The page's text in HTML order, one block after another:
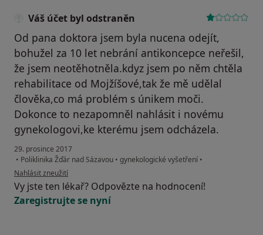
Váš účet byl odstraněn
Od pana doktora jsem byla nucena odejít,
bohužel za 10 let nebrání antikoncepce neřešil,
že jsem neotěhotněla.kdyz jsem po něm chtěla
rehabilitace od Mojžíšové,tak že mě udělal
člověka,co má problém s únikem moči.
Dokonce to nezapomněl nahlásit i novému
gynekologovi,ke kterému jsem odcházela.
29. prosince 2017
• Poliklinika Žďár nad Sázavou • gynekologické vyšetření •
podle názoru uživatele Váš účet byl odstraněn
Nahlásit zneužití
Vy jste ten lékař? Odpovězte na hodnocení!
Zaregistrujte se nyní